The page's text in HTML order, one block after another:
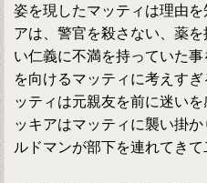
姿を現したマッティは理由
アは、警官を殺さない、薬
い仁義に不満を持っていた
を向けるマッティに考えす
ッティは元親友を前に迷い
ッキアはマッティに襲い掛
ルドマンが部下を連れてきて